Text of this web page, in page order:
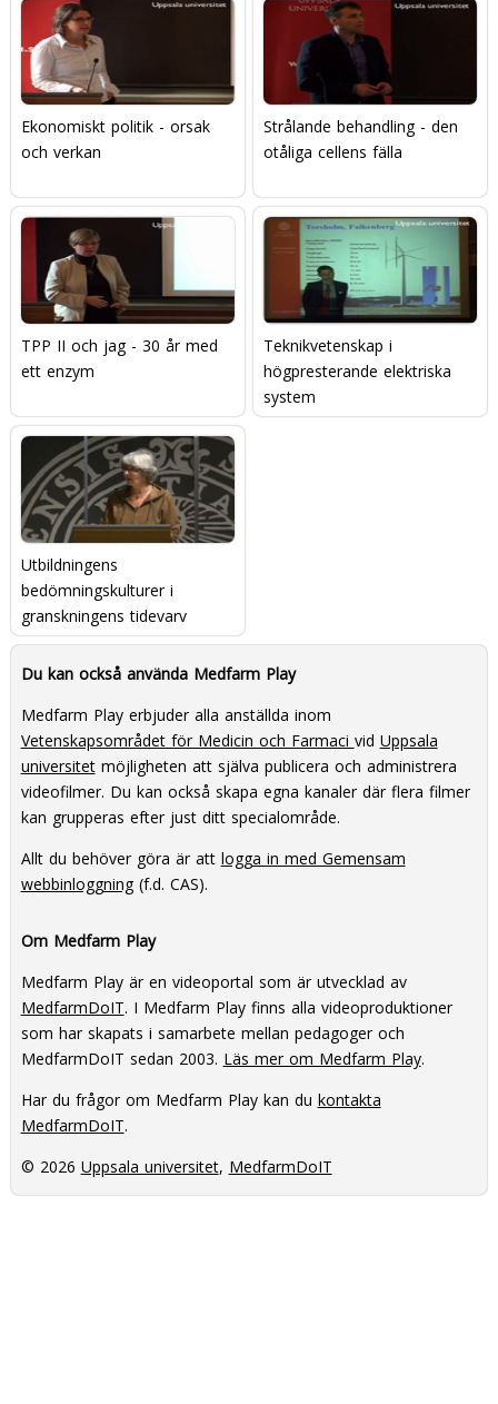
Ekonomiskt politik - orsak
och verkan
Strålande behandling - den
otåliga cellens fälla
TPP II och jag - 30 år med
ett enzym
Teknikvetenskap i
högpresterande elektriska
system
Utbildningens
bedömningskulturer i
granskningens tidevarv
Du kan också använda Medfarm Play
Medfarm Play erbjuder alla anställda inom
Vetenskapsområdet för Medicin och Farmaci vid Uppsala
universitetmöjligheten att själva publicera och administrera
videofilmer. Du kan också skapa egna kanaler där flera filmer
kan grupperas efter just ditt specialområde.
Allt du behöver göra är att logga in med Gemensam
webbinloggning(f.d. CAS).
Om Medfarm Play
Medfarm Play är en videoportal som är utvecklad av
MedfarmDoIT. I Medfarm Play finns alla videoproduktioner
som har skapats i samarbete mellan pedagoger och
MedfarmDoIT sedan 2003. Läs mer om Medfarm Play.
Har du frågor om Medfarm Play kan du kontakta
MedfarmDoIT.
© 2026 Uppsala universitet, MedfarmDoIT